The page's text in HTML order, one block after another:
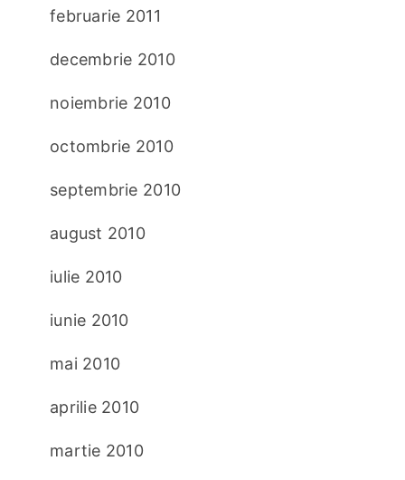
februarie 2011
decembrie 2010
noiembrie 2010
octombrie 2010
septembrie 2010
august 2010
iulie 2010
iunie 2010
mai 2010
aprilie 2010
martie 2010